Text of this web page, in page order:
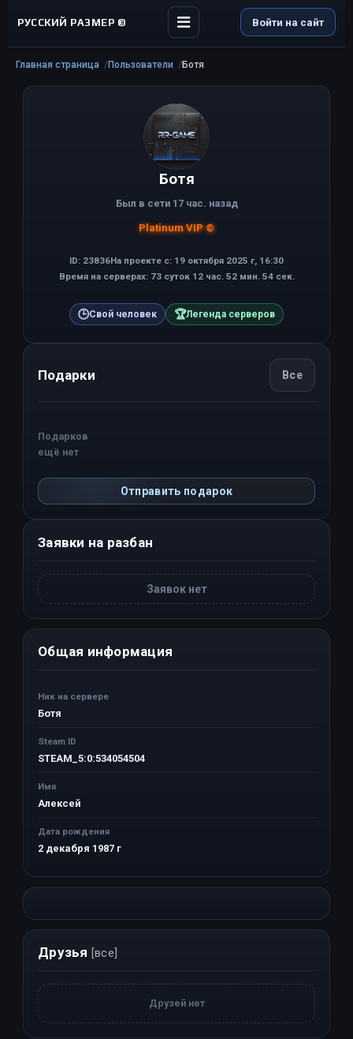
РУССКИЙ РАЗМЕР © Войти на сайт
Главная страница Пользователи Ботя
Ботя
Был в сети 17 час. назад
Platinum VIP ©
ID: 23836На проекте с: 19 октября 2025 г, 16:30
Время на серверах: 73 суток 12 час. 52 мин. 54 сек.
🕒Свой человек 🏆Легенда серверов
Подарки Все
Подарков
ещё нет
Отправить подарок
Заявки на разбан
Заявок нет
Общая информация
Ник на сервере
Ботя
Steam ID
STEAM_5:0:534054504
Имя
Алексей
Дата рождения
2 декабря 1987 г
Друзья [все]
Друзей нет